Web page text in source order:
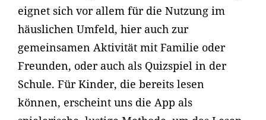
eignet sich vor allem für die Nutzung im
häuslichen Umfeld, hier auch zur
gemeinsamen Aktivität mit Familie oder
Freunden, oder auch als Quizspiel in der
Schule. Für Kinder, die bereits lesen
können, erscheint uns die App als